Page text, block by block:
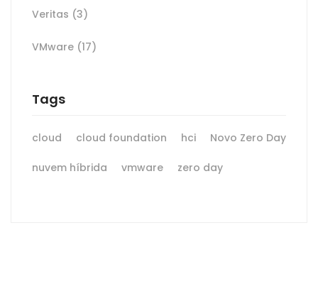
Veritas (3)
VMware (17)
Tags
cloud cloud foundation hci Novo Zero Day
nuvem híbrida vmware zero day